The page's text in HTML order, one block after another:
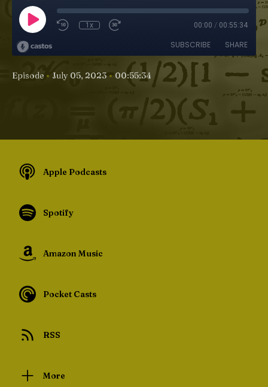
1x 00:00 / 00:55:34
SUBSCRIBE SHARE
Episode • July 05, 2023 • 00:55:34
Apple Podcasts
Spotify
Amazon Music
Pocket Casts
RSS
More